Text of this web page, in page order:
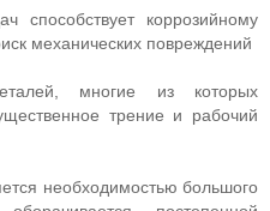
способствует коррозийному
механических повреждений
многие из которых
трение и рабочий
необходимостью большого